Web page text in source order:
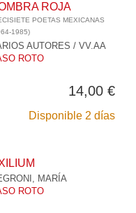
ROJA
POETAS MEXICANAS
1985)
AUTORES / VV.AA
ROTO
14,00 €
Disponible 2 días
MARÍA
ROTO